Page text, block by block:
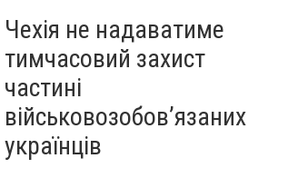
Чехія не надаватиме
тимчасовий захист
частині
військовозобов’язаних
українців